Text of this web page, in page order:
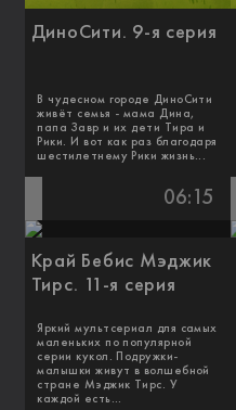
ДиноСити. 9-я серия
В чудесном городе ДиноСити
живёт семья - мама Дина,
папа Завр и их дети Тира и
Рики. И вот как раз благодаря
шестилетнему Рики жизнь...
06:15
Край Бебис Мэджик
Тирс. 11-я серия
Яркий мультсериал для самых
маленьких по популярной
серии кукол. Подружки-
малышки живут в волшебной
стране Мэджик Тирс. У
каждой есть...